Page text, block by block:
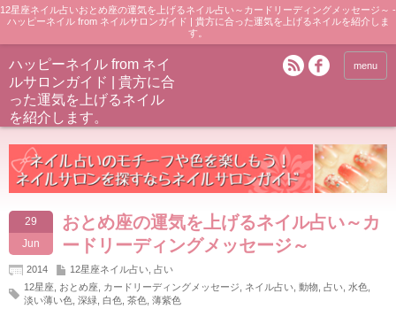
12星座ネイル占いおとめ座の運気を上げるネイル占い～カードリーディングメッセージ～ -
ハッピーネイル from ネイルサロンガイド | 貴方に合った運気を上げるネイルを紹介しま
す。
ハッピーネイル from ネイ
ルサロンガイド | 貴方に合
った運気を上げるネイル
を紹介します。
menu
29
Jun
おとめ座の運気を上げるネイル占い～カ
ードリーディングメッセージ～
2014 12星座ネイル占い 占い
12星座
おとめ座 カードリーディングメッセージ ネイル占い 動物 占い 水色
淡い薄い色 深緑 白色 茶色 薄紫色